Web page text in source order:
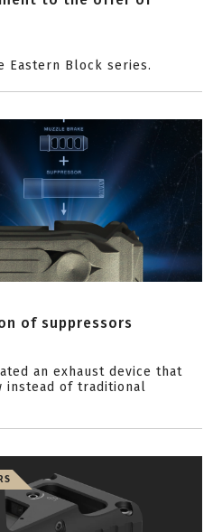
Eastern Block series.
of suppressors
an exhaust device that
instead of traditional